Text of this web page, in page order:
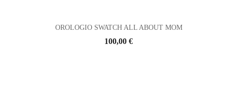
OROLOGIO SWATCH ALL ABOUT MOM
100,00 €